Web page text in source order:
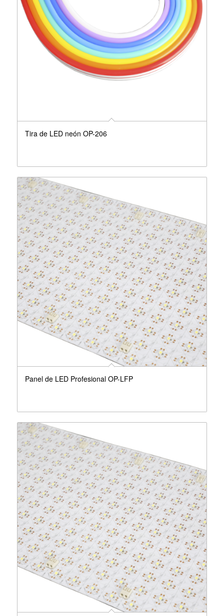
Tira de LED neón OP-206
Panel de LED Profesional OP-LFP